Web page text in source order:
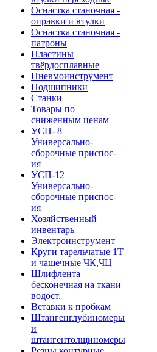
Оснастка станочная -
оправки и втулки
Оснастка станочная -
патроны
Пластины
твёрдосплавные
Пневмоинструмент
Подшипники
Станки
Товары по
сниженным ценам
УСП- 8
Универсально-
сборочные приспос-
ия
УСП-12
Универсально-
сборочные приспос-
ия
Хозяйственный
инвентарь
Электроинструмент
Круги тарельчатые 1Т
и чашечные ЧК,ЧЦ
Шлифлента
бесконечная на ткани
водост.
Вставки к пробкам
Штангенглубиномеры
и
штангентолщиномеры